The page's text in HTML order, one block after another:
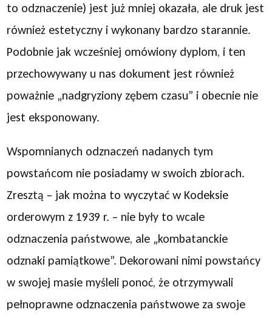
to odznaczenie) jest już mniej okazała, ale druk jest
również estetyczny i wykonany bardzo starannie.
Podobnie jak wcześniej omówiony dyplom, i ten
przechowywany u nas dokument jest również
poważnie „nadgryziony zębem czasu” i obecnie nie
jest eksponowany.
Wspomnianych odznaczeń nadanych tym
powstańcom nie posiadamy w swoich zbiorach.
Zresztą – jak można to wyczytać w Kodeksie
orderowym z 1939 r. – nie były to wcale
odznaczenia państwowe, ale „kombatanckie
odznaki pamiątkowe”. Dekorowani nimi powstańcy
w swojej masie myśleli ponoć, że otrzymywali
pełnoprawne odznaczenia państwowe za swoje